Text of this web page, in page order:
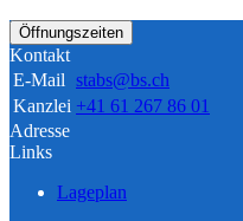
Öffnungszeiten
Kontakt
E-Mail stabs@bs.ch
Kanzlei +41 61 267 86 01
Adresse
Links
Lageplan